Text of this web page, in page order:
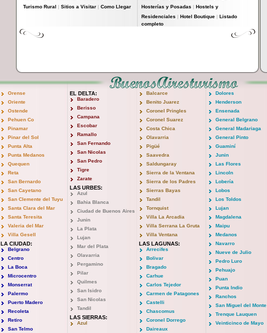
Turismo Rural Sitios a Visitar Como Llegar Hosterías y Posadas
Hostels y
Residenciales
Hotel Boutique
Listado
completo
Orense
Oriente
Ostende
Pehuen Co
Pinamar
Pinar del Sol
Punta Alta
Punta Medanos
Quequen
Reta
San Bernardo
San Cayetano
San Clemente del Tuyu
Santa Clara del Mar
Santa Teresita
Valeria del Mar
Villa Gesell
LA CIUDAD:
Belgrano
Centro
La Boca
Microcentro
Monserrat
Palermo
Puerto Madero
Recoleta
Retiro
San Telmo
EL DELTA:
Baradero
Berisso
Campana
Escobar
Ramallo
San Fernando
San Nicolas
San Pedro
Tigre
Zarate
LAS URBES:
Azul
Bahia Blanca
Ciudad de Buenos Aires
Junin
La Plata
Lujan
Mar del Plata
Olavarria
Pergamino
Pilar
Quilmes
San Isidro
San Nicolas
Tandil
LAS SIERRAS:
Azul
Balcarce
Benito Juarez
Coronel Pringles
Coronel Suarez
Costa Chica
Olavarria
Pigüé
Saavedra
Saldungaray
Sierra de la Ventana
Sierra de los Padres
Sierras Bayas
Tandil
Tornquist
Villa La Arcadia
Villa Serrana La Gruta
Villa Ventana
LAS LAGUNAS:
Arrecifes
Bolivar
Bragado
Carhue
Carlos Tejedor
Carmen de Patagones
Castelli
Chascomus
Coronel Dorrego
Daireaux
Dolores
Henderson
Ensenada
General Belgrano
General Madariaga
General Pinto
Guaminí
Junin
Las Flores
Lincoln
Lobería
Lobos
Los Toldos
Lujan
Magdalena
Maipu
Medanos
Navarro
Nueve de Julio
Pedro Luro
Pehuajo
Puan
Punta Indio
Ranchos
San Miguel del Monte
Trenque Lauquen
Veinticinco de Mayo